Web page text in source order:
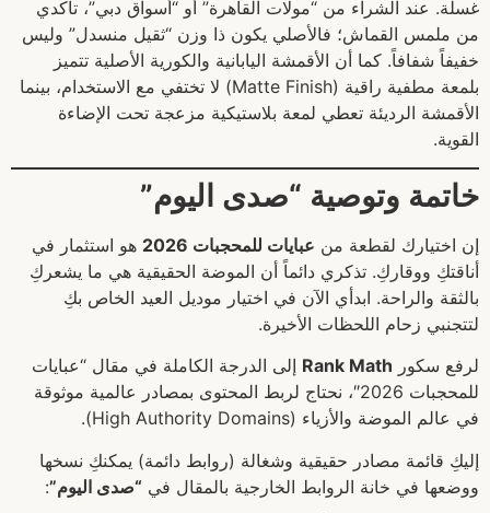
غسلة. عند الشراء من “مولات القاهرة” أو “أسواق دبي”، تأكدي
من ملمس القماش؛ فالأصلي يكون ذا وزن “ثقيل منسدل” وليس
خفيفاً شفافاً. كما أن الأقمشة اليابانية والكورية الأصلية تتميز
بلمعة مطفية راقية (Matte Finish) لا تختفي مع الاستخدام، بينما
الأقمشة الرديئة تعطي لمعة بلاستيكية مزعجة تحت الإضاءة
القوية.
خاتمة وتوصية “صدى اليوم”
إن اختيارك لقطعة من عبايات للمحجبات 2026
هو استثمار في
أناقتكِ ووقاركِ. تذكري دائماً أن الموضة الحقيقية هي ما يشعركِ
بالثقة والراحة. ابدأي الآن في اختيار موديل العيد الخاص بكِ
لتتجنبي زحام اللحظات الأخيرة.
لرفع سكور Rank Math إلى الدرجة الكاملة في مقال “عبايات
للمحجبات 2026″، نحتاج لربط المحتوى بمصادر عالمية موثوقة
في عالم الموضة والأزياء (High Authority Domains).
إليكِ قائمة مصادر حقيقية وشغالة (روابط دائمة) يمكنكِ نسخها
ووضعها في خانة الروابط الخارجية بالمقال في “صدى اليوم”: